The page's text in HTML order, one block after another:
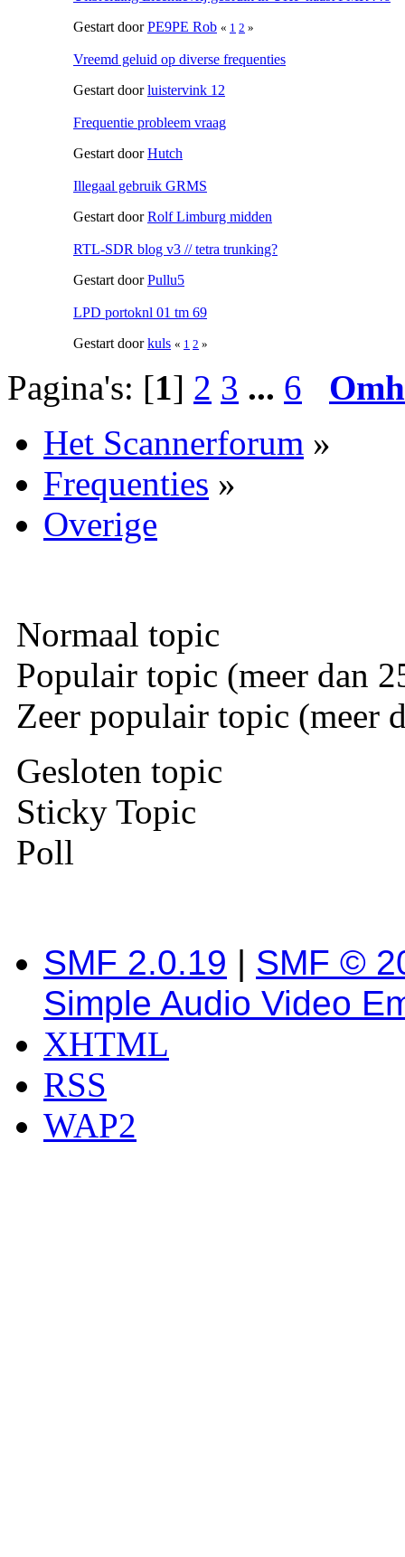
Gestart doorPE9PE Rob « 1 2 »
Vreemd geluid op diverse frequenties
Gestart doorluistervink 12
Frequentie probleem vraag
Gestart doorHutch
Illegaal gebruik GRMS
Gestart doorRolf Limburg midden
RTL-SDR blog v3 // tetra trunking?
Gestart doorPullu5
LPD portoknl 01 tm 69
Gestart doorkuls « 1 2 »
Pagina's: [1] 2 3 ... 6
Het Scannerforum »
Frequenties »
Overige
Normaal topic
Populair topic (meer dan
Zeer populair topic (meer
Gesloten topic
Sticky Topic
Poll
SMF 2.0.19 | SMF ©
Simple Audio Video
XHTML
RSS
WAP2